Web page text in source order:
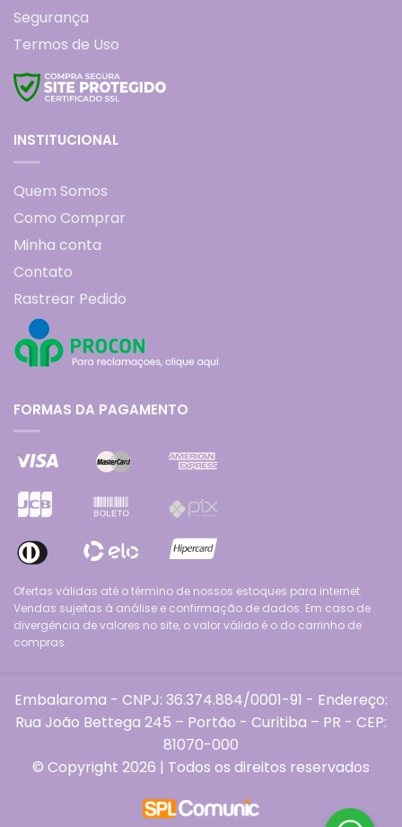
Segurança
Termos de Uso
INSTITUCIONAL
Quem Somos
Como Comprar
Minha conta
Contato
Rastrear Pedido
FORMAS DA PAGAMENTO
Ofertas válidas até o término de nossos estoques para internet.
Vendas sujeitas à análise e confirmação de dados. Em caso de
divergência de valores no site, o valor válido é o do carrinho de
compras.
Embalaroma - CNPJ: 36.374.884/0001-91 - Endereço:
Rua João Bettega 245 – Portão - Curitiba – PR - CEP:
81070-000
© Copyright 2026 | Todos os direitos reservados